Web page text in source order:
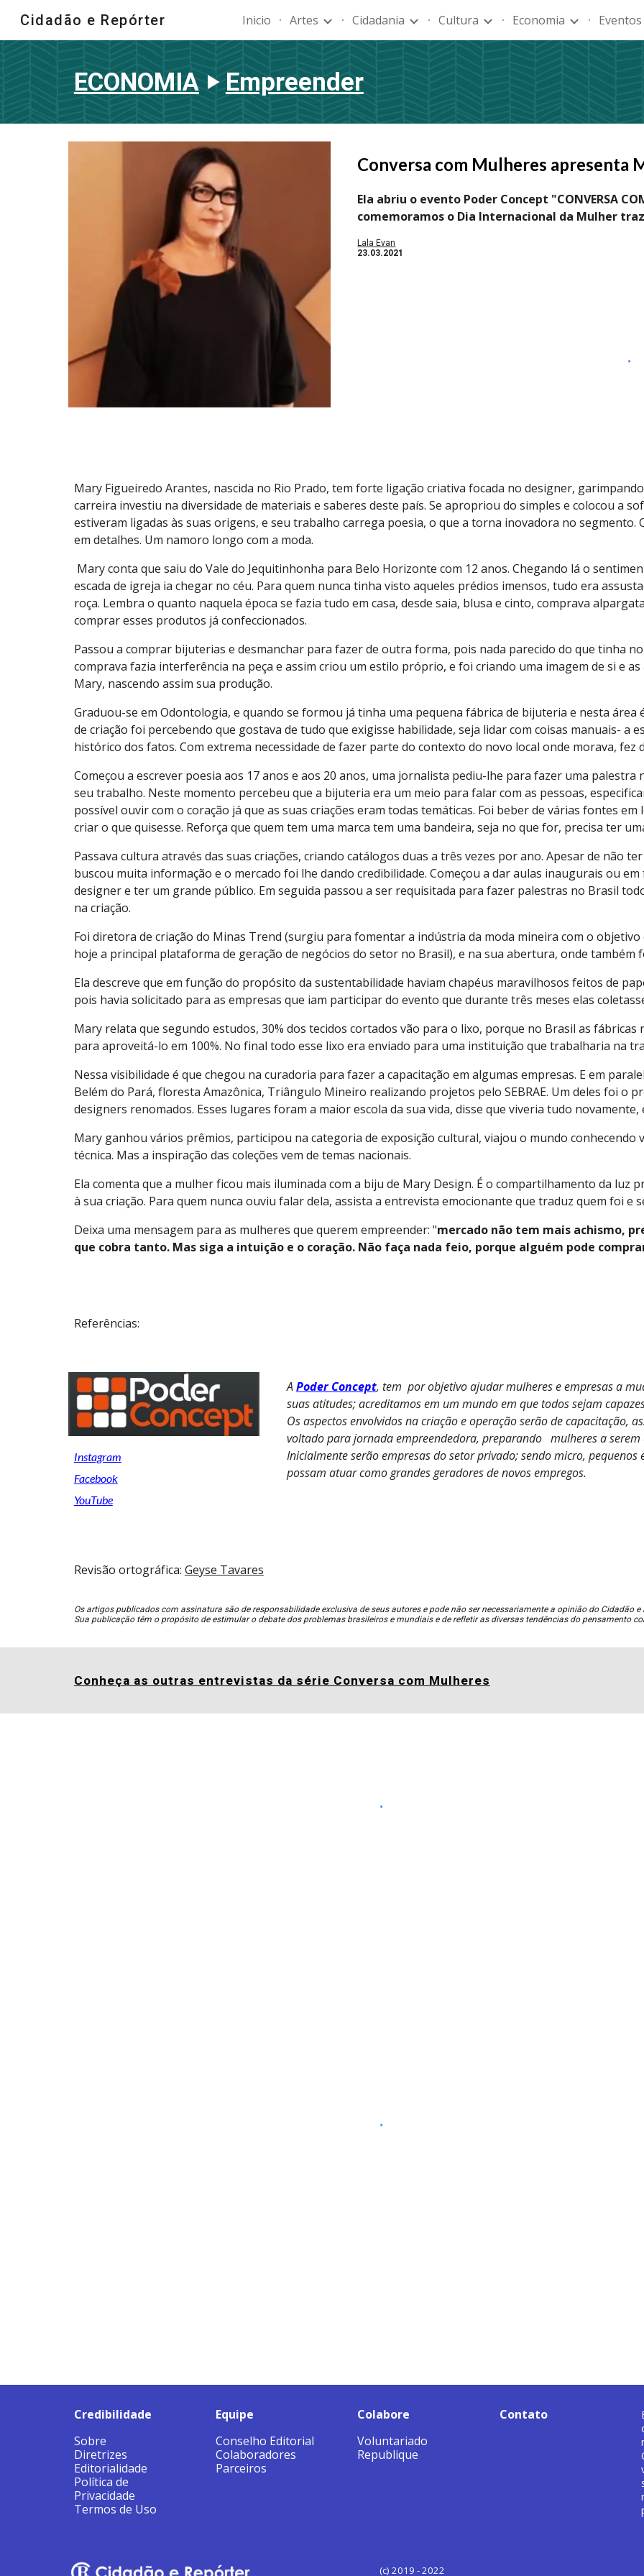
Skip to main content Skip to
Cidadão e Repórter Inicio Artes Cidadania Cultura Economia Eventos
ECONOMIA‣ Empreender
Conversa com Mulheres apresenta
Ela abriu o evento Poder Concept "CONVERSA
comemoramos o Dia Internacional da Mulher
Lala Evan
23.03.2021
Mary Figueiredo Arantes, nascida no Rio Prado, tem forte ligação criativa focada no designer,
carreira investiu na diversidade de materiais e saberes deste país. Se apropriou do simples e colocou a
estiveram ligadas às suas origens, e seu trabalho carrega poesia, o que a torna inovadora no segmento.
em detalhes. Um namoro longo com a moda.
Mary conta que saiu do Vale do Jequitinhonha para Belo Horizonte com 12 anos. Chegando lá o
escada de igreja ia chegar no céu. Para quem nunca tinha visto aqueles prédios imensos, tudo era
roça. Lembra o quanto naquela época se fazia tudo em casa, desde saia, blusa e cinto, comprava
comprar esses produtos já confeccionados.
Passou a comprar bijuterias e desmanchar para fazer de outra forma, pois nada parecido do que tinha
comprava fazia interferência na peça e assim criou um estilo próprio, e foi criando uma imagem de si e
Mary, nascendo assim sua produção.
Graduou-se em Odontologia, e quando se formou já tinha uma pequena fábrica de bijuteria e nesta área
de criação foi percebendo que gostava de tudo que exigisse habilidade, seja lidar com coisas manuais- a
histórico dos fatos. Com extrema necessidade de fazer parte do contexto do novo local onde morava, fez
Começou a escrever poesia aos 17 anos e aos 20 anos, uma jornalista pediu-lhe para fazer uma palestra
seu trabalho. Neste momento percebeu que a bijuteria era um meio para falar com as pessoas,
possível ouvir com o coração já que as suas criações eram todas temáticas. Foi beber de várias fontes
criar o que quisesse. Reforça que quem tem uma marca tem uma bandeira, seja no que for, precisa ter
Passava cultura através das suas criações, criando catálogos duas a três vezes por ano. Apesar de não
buscou muita informação e o mercado foi lhe dando credibilidade. Começou a dar aulas inaugurais ou em
designer e ter um grande público. Em seguida passou a ser requisitada para fazer palestras no Brasil
na criação.
Foi diretora de criação do Minas Trend (surgiu para fomentar a indústria da moda mineira com o
hoje a principal plataforma de geração de negócios do setor no Brasil), e na sua abertura, onde também
Ela descreve que em função do propósito da sustentabilidade haviam chapéus maravilhosos feitos de
pois havia solicitado para as empresas que iam participar do evento que durante três meses elas
Mary relata que segundo estudos, 30% dos tecidos cortados vão para o lixo, porque no Brasil as
para aproveitá-lo em 100%. No final todo esse lixo era enviado para uma instituição que trabalharia na
Nessa visibilidade é que chegou na curadoria para fazer a capacitação em algumas empresas. E em
Belém do Pará, floresta Amazônica, Triângulo Mineiro realizando projetos pelo SEBRAE. Um deles foi o
designers renomados. Esses lugares foram a maior escola da sua vida, disse que viveria tudo
Mary ganhou vários prêmios, participou na categoria de exposição cultural, viajou o mundo
técnica. Mas a inspiração das coleções vem de temas nacionais.
Ela comenta que a mulher ficou mais iluminada com a biju de Mary Design. É o compartilhamento da luz
à sua criação. Para quem nunca ouviu falar dela, assista a entrevista emocionante que traduz quem foi e
Deixa uma mensagem para as mulheres que querem empreender: "mercado não tem mais achismo,
que cobra tanto. Mas siga a intuição e o coração. Não faça nada feio, porque alguém pode
Referências:
Instagram
Facebook
YouTube
APoder Concept, tem por objetivo ajudar mulheres e empresas a
suas atitudes; acreditamos em um mundo em que todos sejam
Os aspectos envolvidos na criação e operação serão de capacitação,
voltado para jornada empreendedora, preparando mulheres a serem
Inicialmente serão empresas do setor privado; sendo micro,
possam atuar como grandes geradores de novos empregos.
Revisão ortográfica: Geyse Tavares
Os artigos publicados com assinatura são de responsabilidade exclusiva de seus autores e pode não ser necessariamente a opinião do Cidadão e
Sua publicação têm o propósito de estimular o debate dos problemas brasileiros e mundiais e de refletir as diversas tendências do pensamento
Conheça as outras entrevistas da série Conversa com Mulheres
Credibilidade
Sobre
Diretrizes
Editorialidade
Política de
Privacidade
Termos de Uso
Equipe
Conselho Editorial
Colaboradores
Parceiros
Colabore
Voluntariado
Republique
Contato
(c) 2019 - 2022